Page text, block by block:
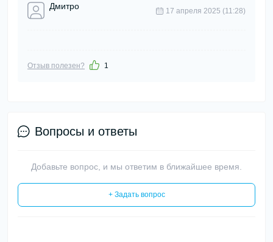
Дмитро 17 апреля 2025 (11:28)
Отзыв полезен? 1
Вопросы и ответы
Добавьте вопрос, и мы ответим в ближайшее время.
+ Задать вопрос